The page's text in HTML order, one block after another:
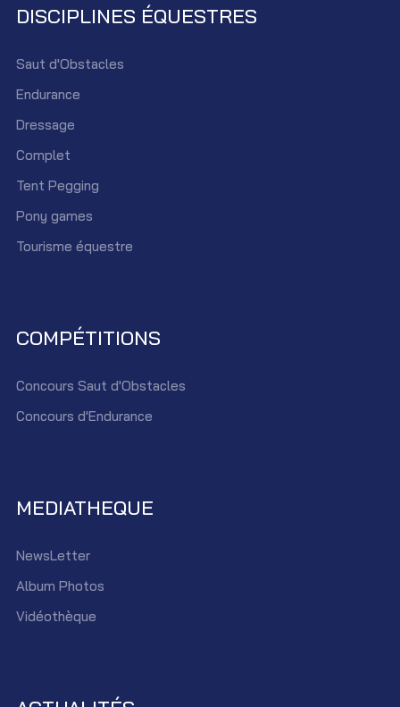
DISCIPLINES ÉQUESTRES
Saut d'Obstacles
Endurance
Dressage
Complet
Tent Pegging
Pony games
Tourisme équestre
COMPÉTITIONS
Concours Saut d'Obstacles
Concours d'Endurance
MEDIATHEQUE
NewsLetter
Album Photos
Vidéothèque